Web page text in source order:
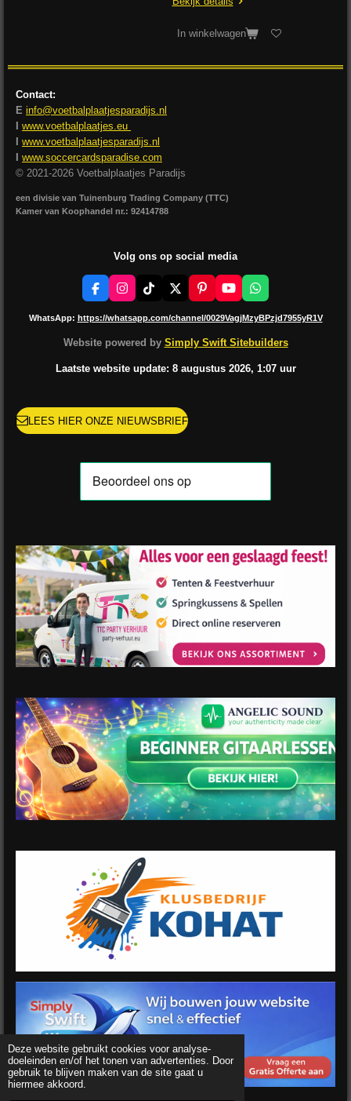
Deze website gebruikt cookies voor analyse-
doeleinden en/of het tonen van advertenties. Door
gebruik te blijven maken van de site gaat u
hiermee akkoord.
In winkelwagen
Contact:
E info@voetbalplaatjesparadijs.nl
www.voetbalplaatjes.eu
www.voetbalplaatjesparadijs.nl
www.soccercardsparadise.com
© 2021-2026 Voetbalplaatjes Paradijs
een divisie van Tuinenburg Trading Company (TTC)
Kamer van Koophandel nr.: 92414788
Volg ons op social media
F
a
c
b
k
I
n
s
a
r
a
T
k
o
X
P
i
n
e
r
s
Y
o
u
u
b
e
W
h
a
s
A
p
p
WhatsApp: https://whatsapp.com/channel/0029VagjMzyBPzjd7955yR1V
Website powered by Simply Swift Sitebuilders
Laatste website update: 8 augustus 2026, 1:07 uur
LEES HIER ONZE NIEUWSBRIEF